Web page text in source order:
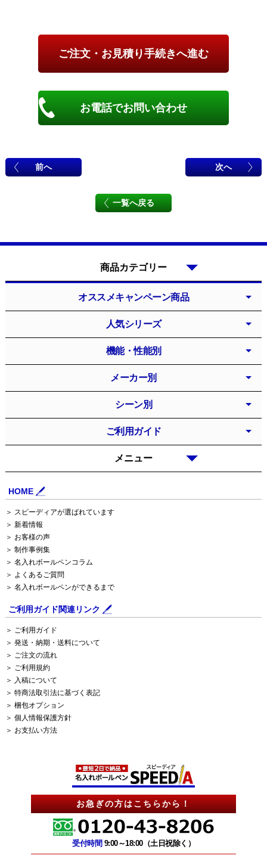
お電話でお問い合わせ
前へ 次へ
一覧へ戻る
お急ぎの方はこちらから！
受付時間 9:00～18:00（土日祝除く）
HOME
＞ スピーディアが選ばれています
＞ 新着情報
＞ お客様の声
＞ 制作事例集
＞ 名入れボールペンコラム
＞ よくあるご質問
＞ 名入れボールペンができるまで
ご利用ガイド関連リンク
＞ ご利用ガイド
＞ 発送・納期・送料について
＞ ご注文の流れ
＞ ご利用規約
＞ 入稿について
＞ 特商法取引法に基づく表記
＞ 梱包オプション
＞ 個人情報保護方針
＞ お支払い方法
メニュー
オススメキャンペーン商品
人気シリーズ
機能・性能別
メーカー別
シーン別
ご利用ガイド
商品カテゴリー